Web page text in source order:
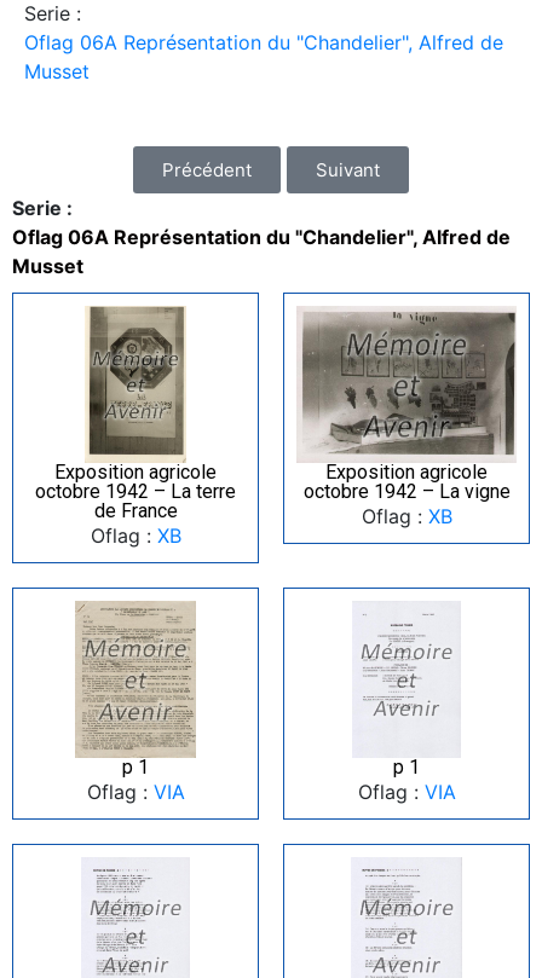
Serie :
Oflag 06A Représentation du "Chandelier", Alfred de
Musset
Précédent Suivant
Serie :
Oflag 06A Représentation du "Chandelier", Alfred de
Musset
Exposition agricole
octobre 1942 – La terre
de France
Oflag : XB
Exposition agricole
octobre 1942 – La vigne
Oflag : XB
p 1
Oflag : VIA
p 1
Oflag : VIA